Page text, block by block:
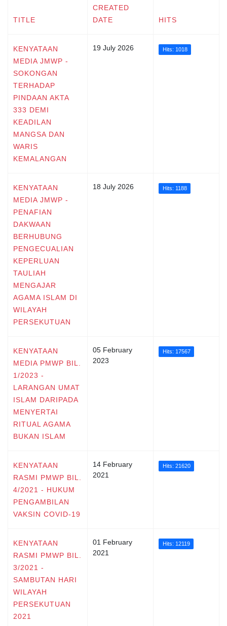
TITLE
CREATED
DATE
HITS
KENYATAAN
MEDIA JMWP -
SOKONGAN
TERHADAP
PINDAAN AKTA
333 DEMI
KEADILAN
MANGSA DAN
WARIS
KEMALANGAN
19 July 2026 Hits: 1018
KENYATAAN
MEDIA JMWP -
PENAFIAN
DAKWAAN
BERHUBUNG
PENGECUALIAN
KEPERLUAN
TAULIAH
MENGAJAR
AGAMA ISLAM DI
WILAYAH
PERSEKUTUAN
18 July 2026 Hits: 1188
KENYATAAN
MEDIA PMWP BIL.
1/2023 -
LARANGAN UMAT
ISLAM DARIPADA
MENYERTAI
RITUAL AGAMA
BUKAN ISLAM
05 February
2023
Hits: 17567
KENYATAAN
RASMI PMWP BIL.
4/2021 - HUKUM
PENGAMBILAN
VAKSIN COVID-19
14 February
2021
Hits: 21620
KENYATAAN
RASMI PMWP BIL.
3/2021 -
SAMBUTAN HARI
WILAYAH
PERSEKUTUAN
2021
01 February
2021
Hits: 12119